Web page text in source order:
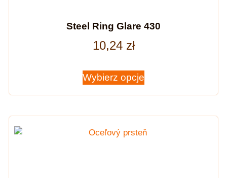
Steel Ring Glare 430
10,24 zł
Wybierz opcje